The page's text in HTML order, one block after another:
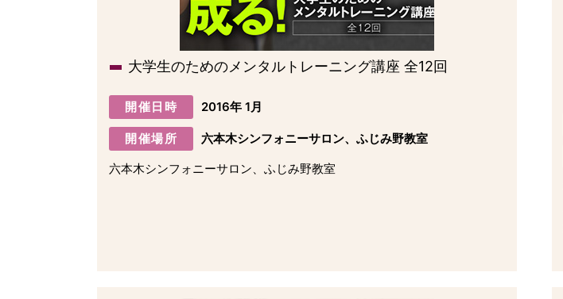
大学生のためのメンタルトレーニング講座 全12回
開催日時 2016年 1月
開催場所
六本木シンフォニーサロン、ふじみ野教室
六本木シンフォニーサロン、ふじみ野教室